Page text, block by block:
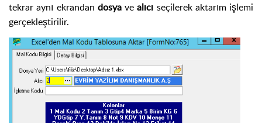
tekrar aynı ekrandan dosyavealıcı seçilerek aktarım işlemi
gerçekleştirilir.